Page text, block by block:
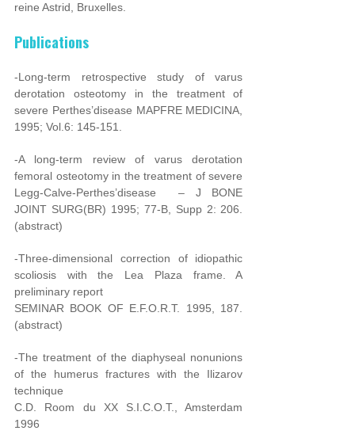
reine Astrid, Bruxelles.
Publications
-Long-term retrospective study of varus
derotation osteotomy in the treatment of
severe Perthes’disease MAPFRE MEDICINA,
1995; Vol.6: 145-151.
-A long-term review of varus derotation
femoral osteotomy in the treatment of severe
Legg-Calve-Perthes’disease – J BONE
JOINT SURG(BR) 1995; 77-B, Supp 2: 206.
(abstract)
-Three-dimensional correction of idiopathic
scoliosis with the Lea Plaza frame. A
preliminary report
SEMINAR BOOK OF E.F.O.R.T. 1995, 187.
(abstract)
-The treatment of the diaphyseal nonunions
of the humerus fractures with the Ilizarov
technique
C.D. Room du XX S.I.C.O.T., Amsterdam
1996